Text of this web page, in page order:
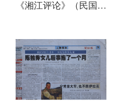
《湘江评论》（民国八